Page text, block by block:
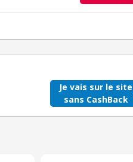
après le téléchargement de l'alerte
Je vais sur le site
sans CashBack